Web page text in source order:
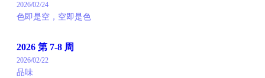
2026/02/24
色即是空，空即是色
2026 第 7-8 周
2026/02/22
品味